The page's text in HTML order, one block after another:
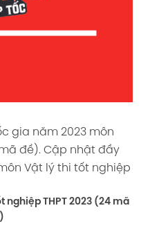
gia năm 2023 môn
đề). Cập nhật đầy
Vật lý thi tốt nghiệp
nghiệp THPT 2023 (24 mã